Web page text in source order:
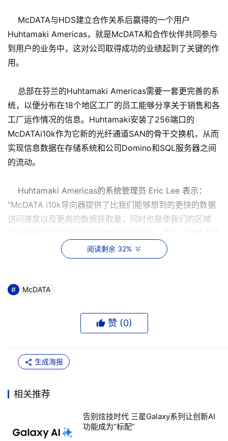
McDATA与HDS建立合作关系后赢得的一个用户
Huhtamaki Americas，就是McDATA和合作伙伴共同参与
到用户的业务中，这对公司取得成功的业绩起到了关键的作
用。
总部在芬兰的Huhtamaki Americas需要一套更完善的系
统，以便分布在18个地区工厂的员工能够分享关于销售和各
工厂运作情况的信息。Huhtamaki安装了256端口的
McDATAi10k作为它新的光纤通道SAN的骨干交换机，从而
实现信息数据在存储系统和公司Domino和SQL服务器之间
的流动。
Huhtamaki Americas的系统管理员 Eric Lee 表示：
“McDATA i10k导向器提供了比我们能够想到的更快的数据
访问速度以及更高的数据获取量，同时也是使我们的区域
能够为整个地区制作统一的报告，我们的维修人员也能够与
各个工厂分享运行和维修进度表的数据，从而使生产程序更
效率。”
McDATA与HDS和其他一些技术供应商合作，为用户解
决了一些实时业务问题。这使得McDATA能够和它的合作伙
解决方案。
HDS的首席技术执行官Hu Yoshida表示：“McDATA在高
界领先的存储系统和软件，能够为用户提供应用优化的解决
方案，以满足用户业务的需求。McDATA和HDS将继续在其
阅读剩余 32%
McDATA
赞 (0)
生成海报
相关推荐
告别炫技时代 三星Galaxy系列让创新AI
功能成为“标配”